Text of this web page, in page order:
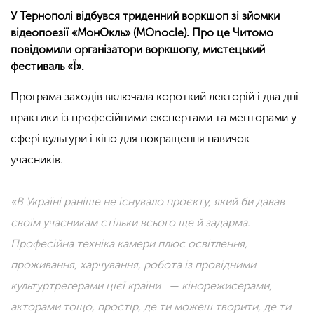
У Тернополі відбувся триденний воркшоп зі зйомки
відеопоезії «МонОкль» (MOnocle). Про це Читомо
повідомили організатори воркшопу, мистецький
фестиваль «Ї».
Програма заходів включала короткий лекторій і два дні
практики із професійними експертами та менторами у
сфері культури і кіно для покращення навичок
учасників.
«В Україні раніше не існувало проєкту, який би давав
своїм учасникам стільки всього ще й задарма.
Професійна техніка камери плюс освітлення,
проживання, харчування, робота із провідними
культуртрегерами цієї країни — кінорежисерами,
акторами тощо, простір, де ти можеш творити, де ти